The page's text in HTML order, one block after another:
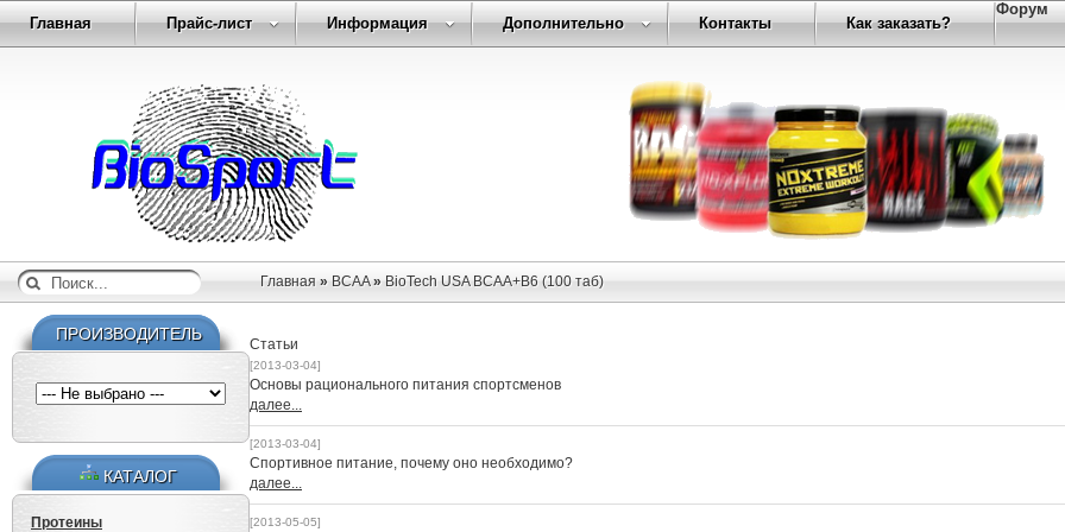
Главная Прайс-лист Информация Дополнительно Контакты Как заказать?
Форум
Главная » BCAA » BioTech USA BCAA+B6 (100 таб)
ПРОИЗВОДИТЕЛЬ
КАТАЛОГ
Протеины
Статьи
[2013-03-04]
Основы рационального питания спортсменов
далее...
[2013-03-04]
Спортивное питание, почему оно необходимо?
далее...
[2013-05-05]